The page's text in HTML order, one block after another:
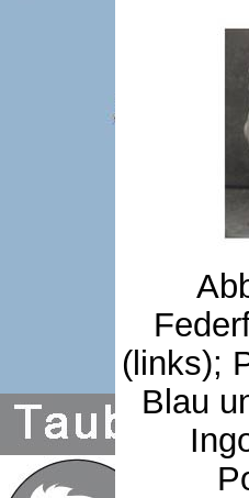
(links);
Blau